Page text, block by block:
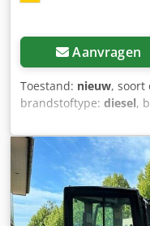
Aanvragen
Toestand: nieuw, soort
brandstoftype: diesel,
Voertuiglocatie:
NIEUW Nr.:
tussentijdse verkoop